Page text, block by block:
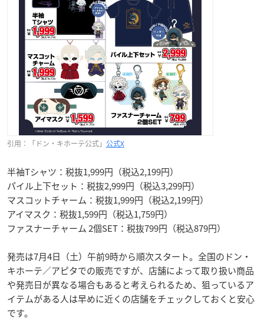
引用：「ドン・キホーテ公式」 公式X
半袖Tシャツ：税抜1,999円（税込2,199円）
パイル上下セット：税抜2,999円（税込3,299円）
マスコットチャーム：税抜1,999円（税込2,199円）
アイマスク：税抜1,599円（税込1,759円）
ファスナーチャーム 2個SET：税抜799円（税込879円）
発売は7月4日（土）午前9時から順次スタート。全国のドン・
キホーテ／アピタでの販売ですが、店舗によって取り扱い商品
や発売日が異なる場合もあると考えられるため、狙っているア
イテムがある人は早めに近くの店舗をチェックしておくと安心
です。